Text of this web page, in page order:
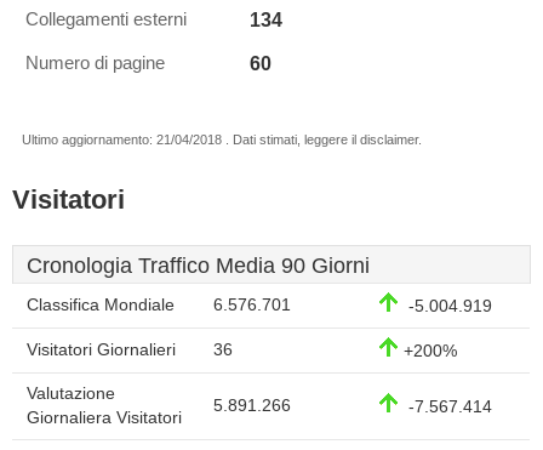
Collegamenti esterni 134
Numero di pagine 60
Ultimo aggiornamento: 21/04/2018 . Dati stimati, leggere il disclaimer.
Visitatori
Cronologia Traffico Media 90 Giorni
Classifica Mondiale 6.576.701 -5.004.919
Visitatori Giornalieri 36 +200%
Valutazione
Giornaliera Visitatori
5.891.266 -7.567.414